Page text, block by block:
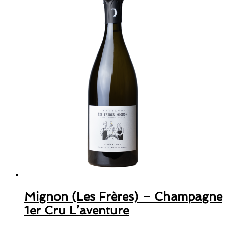
Mignon (Les Frères) – Champagne
1er Cru L’aventure